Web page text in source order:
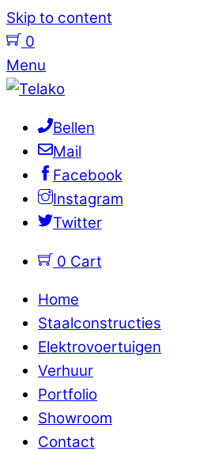
Skip to content
0
Menu
Bellen
Mail
Facebook
Instagram
Twitter
0 Cart
Home
Staalconstructies
Elektrovoertuigen
Verhuur
Portfolio
Showroom
Contact